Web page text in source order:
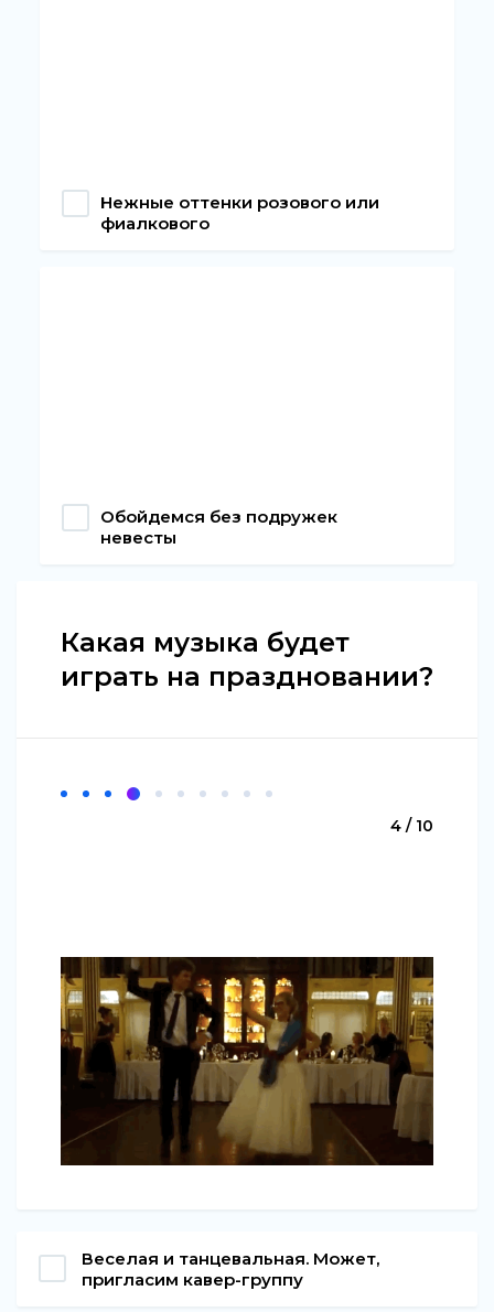
Нежные оттенки розового или
фиалкового
Обойдемся без подружек
невесты
Какая музыка будет
играть на праздновании?
4 / 10
Веселая и танцевальная. Может,
пригласим кавер-группу